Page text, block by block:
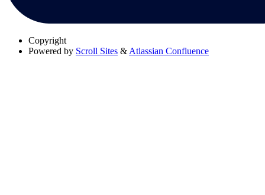
Copyright
Powered by Scroll Sites & Atlassian Confluence